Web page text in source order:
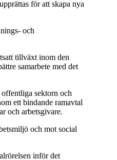
för att skapa nya
och
tillväxt inom den
samarbete med det
sektorn och
ett bindande ramavtal
och arbetsgivare.
och mot social
inför det